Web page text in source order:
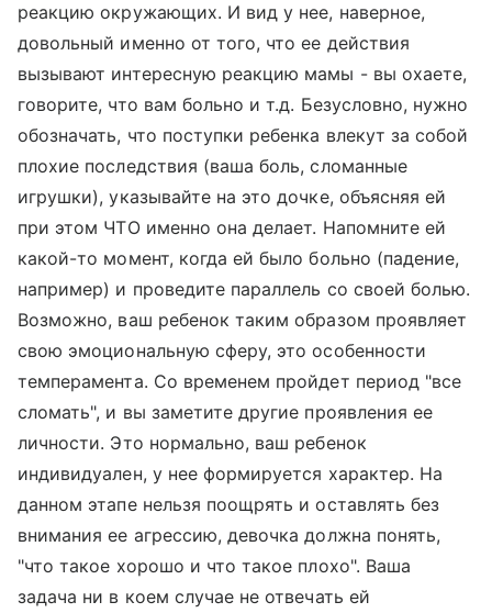
реакцию окружающих. И вид у нее, наверное,
довольный именно от того, что ее действия
вызывают интересную реакцию мамы - вы охаете,
говорите, что вам больно и т.д. Безусловно, нужно
обозначать, что поступки ребенка влекут за собой
плохие последствия (ваша боль, сломанные
игрушки), указывайте на это дочке, объясняя ей
при этом ЧТО именно она делает. Напомните ей
какой-то момент, когда ей было больно (падение,
например) и проведите параллель со своей болью.
Возможно, ваш ребенок таким образом проявляет
свою эмоциональную сферу, это особенности
темперамента. Со временем пройдет период "все
сломать", и вы заметите другие проявления ее
личности. Это нормально, ваш ребенок
индивидуален, у нее формируется характер. На
данном этапе нельзя поощрять и оставлять без
внимания ее агрессию, девочка должна понять,
"что такое хорошо и что такое плохо". Ваша
задача ни в коем случае не отвечать ей